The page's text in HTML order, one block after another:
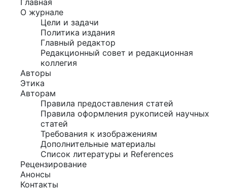
Главная
О журнале
Цели и задачи
Политика издания
Главный редактор
Редакционный совет и редакционная
коллегия
Авторы
Этика
Авторам
Правила предоставления статей
Правила оформления рукописей научных
статей
Требования к изображениям
Дополнительные материалы
Список литературы и References
Рецензирование
Анонсы
Контакты